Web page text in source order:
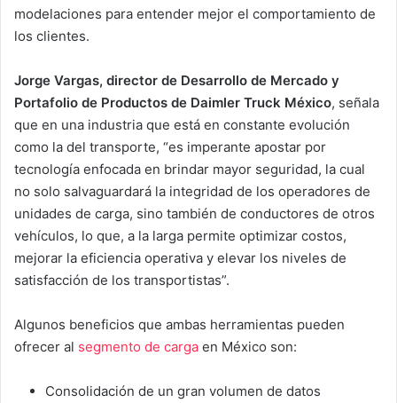
modelaciones para entender mejor el comportamiento de
los clientes.
Jorge Vargas, director de Desarrollo de Mercado y
Portafolio de Productos de Daimler Truck México, señala
que en una industria que está en constante evolución
como la del transporte, “es imperante apostar por
tecnología enfocada en brindar mayor seguridad, la cual
no solo salvaguardará la integridad de los operadores de
unidades de carga, sino también de conductores de otros
vehículos, lo que, a la larga permite optimizar costos,
mejorar la eficiencia operativa y elevar los niveles de
satisfacción de los transportistas”.
Algunos beneficios que ambas herramientas pueden
ofrecer al segmento de carga en México son:
Consolidación de un gran volumen de datos